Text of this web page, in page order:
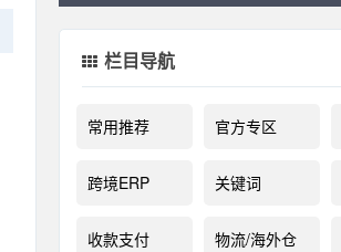
栏目导航
常用推荐 官方专区
跨境ERP 关键词
收款支付 物流/海外仓